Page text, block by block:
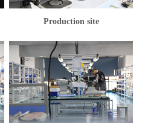
Production site